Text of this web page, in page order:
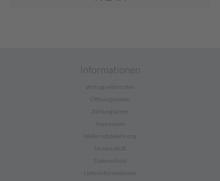
Informationen
Vertrag widerrufen
Öffnungszeiten
Zahlungsarten
Impressum
Widerrufsbelehrung
Unsere AGB
Datenschutz
Lieferinformationen